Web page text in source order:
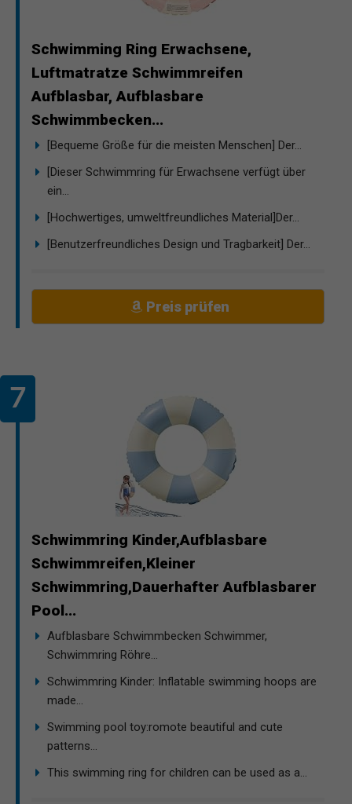
Schwimming Ring Erwachsene,
Luftmatratze Schwimmreifen
Aufblasbar, Aufblasbare
Schwimmbecken...
[Bequeme Größe für die meisten Menschen] Der...
[Dieser Schwimmring für Erwachsene verfügt über
ein...
[Hochwertiges, umweltfreundliches Material]Der...
[Benutzerfreundliches Design und Tragbarkeit] Der...
Preis prüfen
Schwimmring Kinder,Aufblasbare
Schwimmreifen,Kleiner
Schwimmring,Dauerhafter Aufblasbarer
Pool...
Aufblasbare Schwimmbecken Schwimmer,
Schwimmring Röhre...
Schwimmring Kinder: Inflatable swimming hoops are
made...
Swimming pool toy:romote beautiful and cute
patterns...
This swimming ring for children can be used as a...